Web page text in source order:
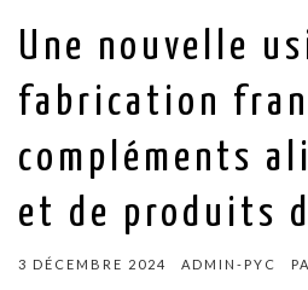
Une nouvelle
fabrication
compléments
et de produits
3 DÉCEMBRE 2024 ADMIN-PYC